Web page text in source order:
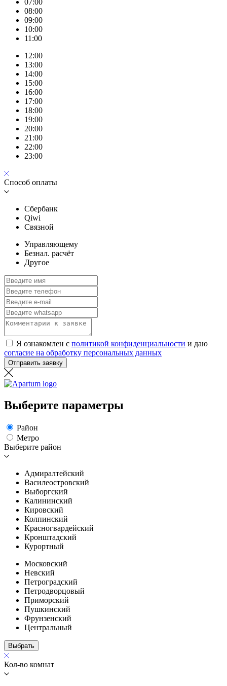
07:00
08:00
09:00
10:00
11:00
12:00
13:00
14:00
15:00
16:00
17:00
18:00
19:00
20:00
21:00
22:00
23:00
Способ оплаты
Сбербанк
Qiwi
Связной
Управляющему
Безнал. расчёт
Другое
Я ознакомлен с политикой конфиденциальности и даю
согласие на обработку персональных данных
Отправить заявку
Выберите параметры
Район
Метро
Выберите район
Адмиралтейский
Василеостровский
Выборгский
Калининский
Кировский
Колпинский
Красногвардейский
Кронштадский
Курортный
Московский
Невский
Петроградский
Петродворцовый
Приморский
Пушкинский
Фрунзенский
Центральный
Выбрать
Кол-во комнат